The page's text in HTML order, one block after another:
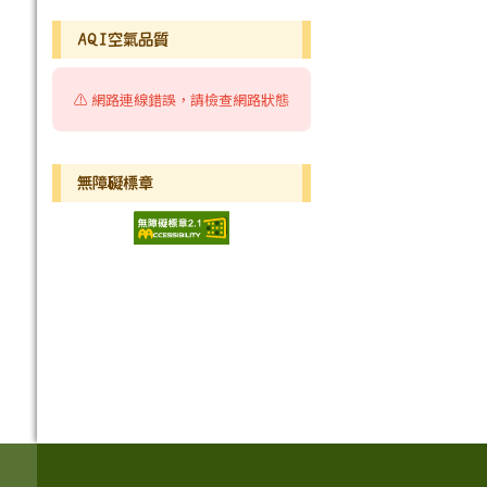
AQI空氣品質
⚠️ 網路連線錯誤，請檢查網路狀態
無障礙標章